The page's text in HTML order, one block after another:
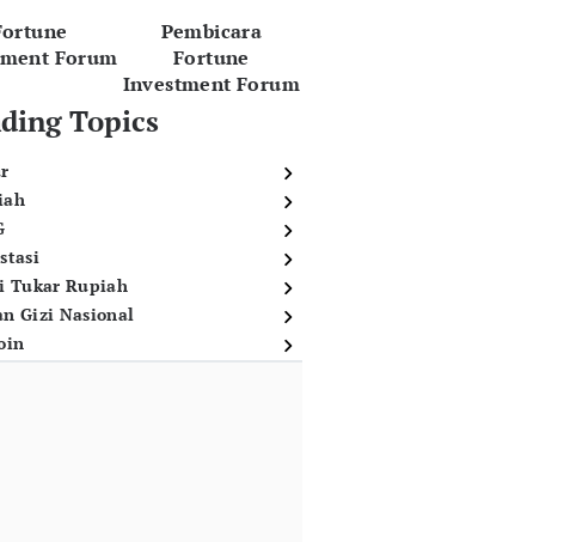
Forum
Pembicara
Fortune
Investment Forum
Topics
Tukar Rupiah
Gizi Nasional